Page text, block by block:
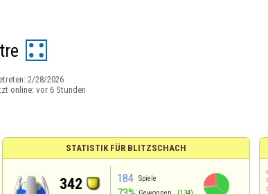
2/28/2026
online: vor 6 Stunden
STATISTIK FÜR BLITZSCHACH
342 184 Spiele